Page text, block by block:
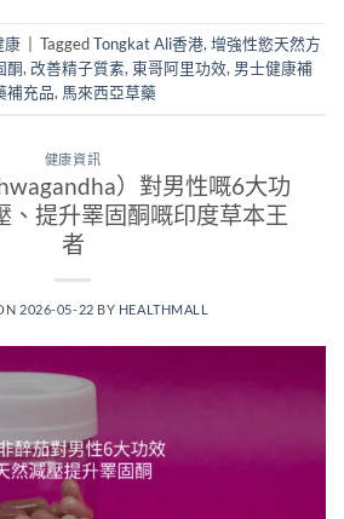
康 TaggedTongkat Ali香港, 增強性慾天然方
酮, 改善精子質素, 東哥阿里功效, 男士健康補
補充品, 馬來西亞草藥
健康資訊
）對男性嘅6大功
提升睪固酮嘅印度草本王
者
2026-05-22 BY HEALTHMALL